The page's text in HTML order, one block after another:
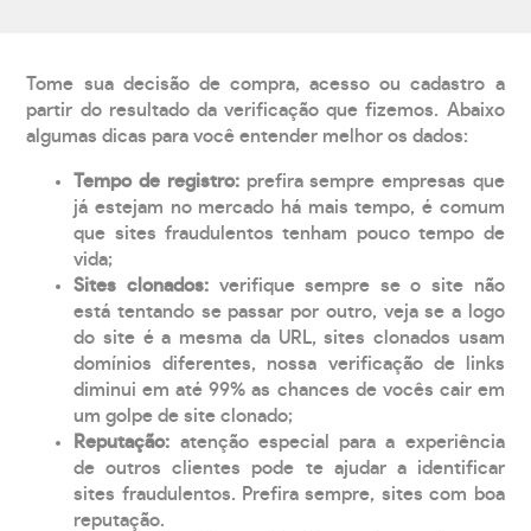
Tome sua decisão de compra, acesso ou cadastro a
partir do resultado da verificação que fizemos. Abaixo
algumas dicas para você entender melhor os dados:
Tempo de registro: prefira sempre empresas que
já estejam no mercado há mais tempo, é comum
que sites fraudulentos tenham pouco tempo de
vida;
Sites clonados: verifique sempre se o site não
está tentando se passar por outro, veja se a logo
do site é a mesma da URL, sites clonados usam
domínios diferentes, nossa verificação de links
diminui em até 99% as chances de vocês cair em
um golpe de site clonado;
Reputação: atenção especial para a experiência
de outros clientes pode te ajudar a identificar
sites fraudulentos. Prefira sempre, sites com boa
reputação.